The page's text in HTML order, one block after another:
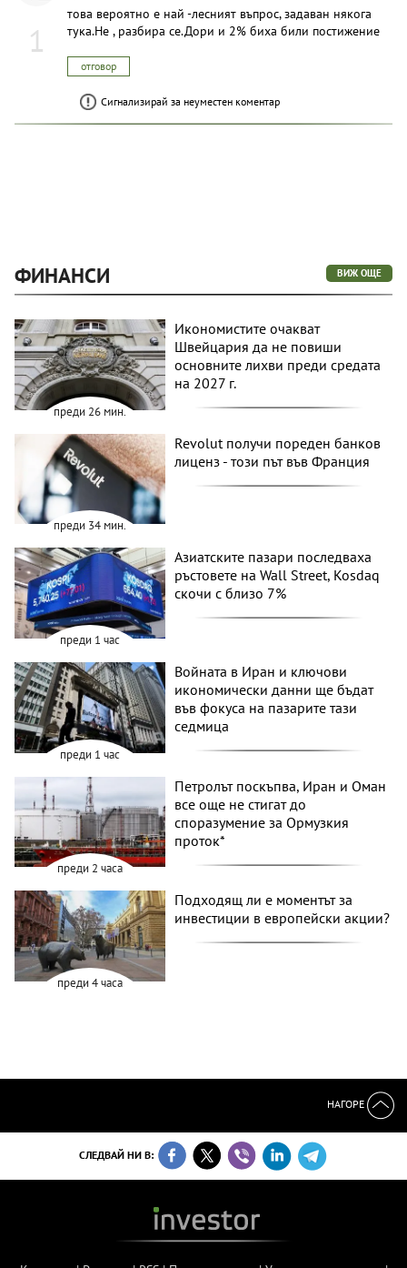
1
това вероятно е най -лесният въпрос, задаван някога
тука.Не , разбира се.Дори и 2% биха били постижение
отговор
Сигнализирай за неуместен коментар
ФИНАНСИ ВИЖ ОЩЕ
преди 26 мин.
Икономистите очакват
Швейцария да не повиши
основните лихви преди средата
на 2027 г.
преди 34 мин.
Revolut получи пореден банков
лиценз - този път във Франция
преди 1 час
Азиатските пазари последваха
ръстовете на Wall Street, Kosdaq
скочи с близо 7%
преди 1 час
Войната в Иран и ключови
икономически данни ще бъдат
във фокуса на пазарите тази
седмица
преди 2 часа
Петролът поскъпва, Иран и Оман
все още не стигат до
споразумение за Ормузкия
проток*
преди 4 часа
Подходящ ли е моментът за
инвестиции в европейски акции?
НАГОРЕ
СЛЕДВАЙ НИ В: